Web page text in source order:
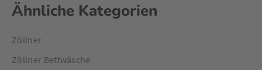
Ähnliche Kategorien
Zöllner
Zöllner Bettwäsche